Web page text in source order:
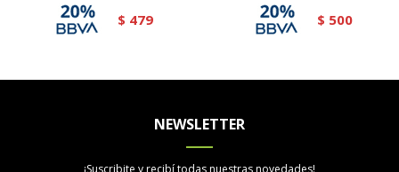
$ 479 $ 500
NEWSLETTER
¡Suscribite y recibí todas nuestras novedades!